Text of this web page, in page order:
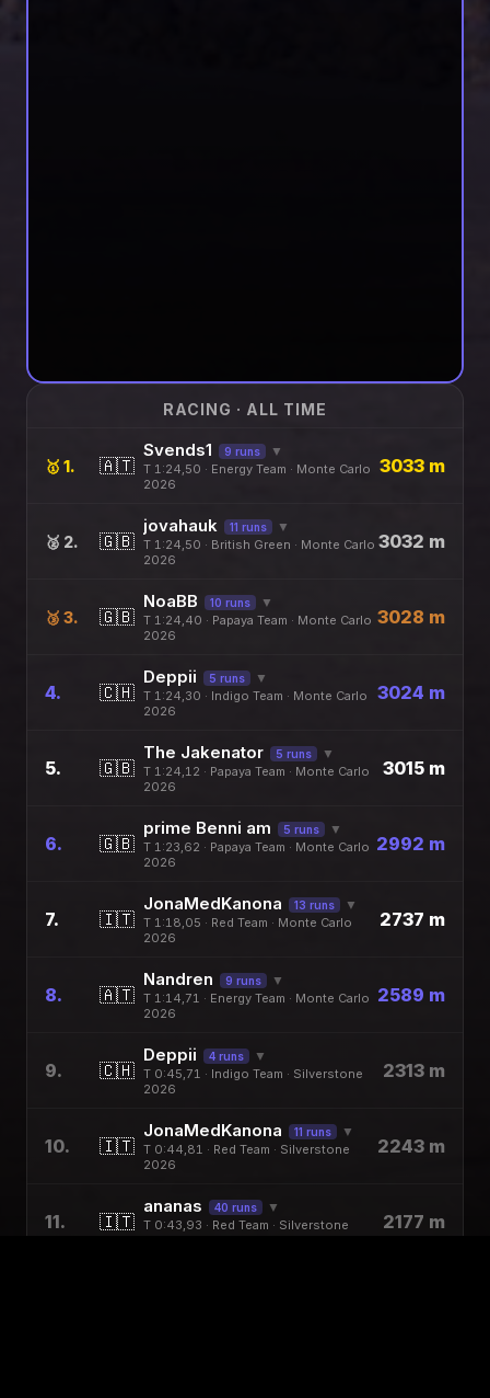
RACING · ALL TIME
🥇 1. 🇦🇹
Svends1 9 runs ▼
T 1:24,50 · Energy Team · Monte Carlo
2026
3033 m
🥈 2. 🇬🇧
jovahauk 11 runs ▼
T 1:24,50 · British Green · Monte Carlo
2026
3032 m
🥉 3. 🇬🇧
NoaBB 10 runs ▼
T 1:24,40 · Papaya Team · Monte Carlo
2026
3028 m
4. 🇨🇭
Deppii 5 runs ▼
T 1:24,30 · Indigo Team · Monte Carlo
2026
3024 m
5. 🇬🇧
The Jakenator 5 runs ▼
T 1:24,12 · Papaya Team · Monte Carlo
2026
3015 m
6. 🇬🇧
prime Benni am 5 runs ▼
T 1:23,62 · Papaya Team · Monte Carlo
2026
2992 m
7. 🇮🇹
JonaMedKanona 13 runs ▼
T 1:18,05 · Red Team · Monte Carlo
2026
2737 m
8. 🇦🇹
Nandren 9 runs ▼
T 1:14,71 · Energy Team · Monte Carlo
2026
2589 m
9. 🇨🇭
Deppii 4 runs ▼
T 0:45,71 · Indigo Team · Silverstone
2026
2313 m
10. 🇮🇹
JonaMedKanona 11 runs ▼
T 0:44,81 · Red Team · Silverstone
2026
2243 m
11. 🇮🇹
ananas 40 runs ▼
T 0:43,93 · Red Team · Silverstone
2177 m